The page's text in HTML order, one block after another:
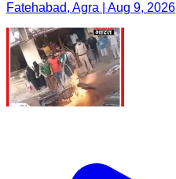
Fatehabad, Agra | Aug 9, 2026